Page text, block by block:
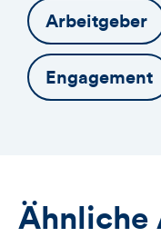
Arbeitgeber
Engagement
Ähnliche